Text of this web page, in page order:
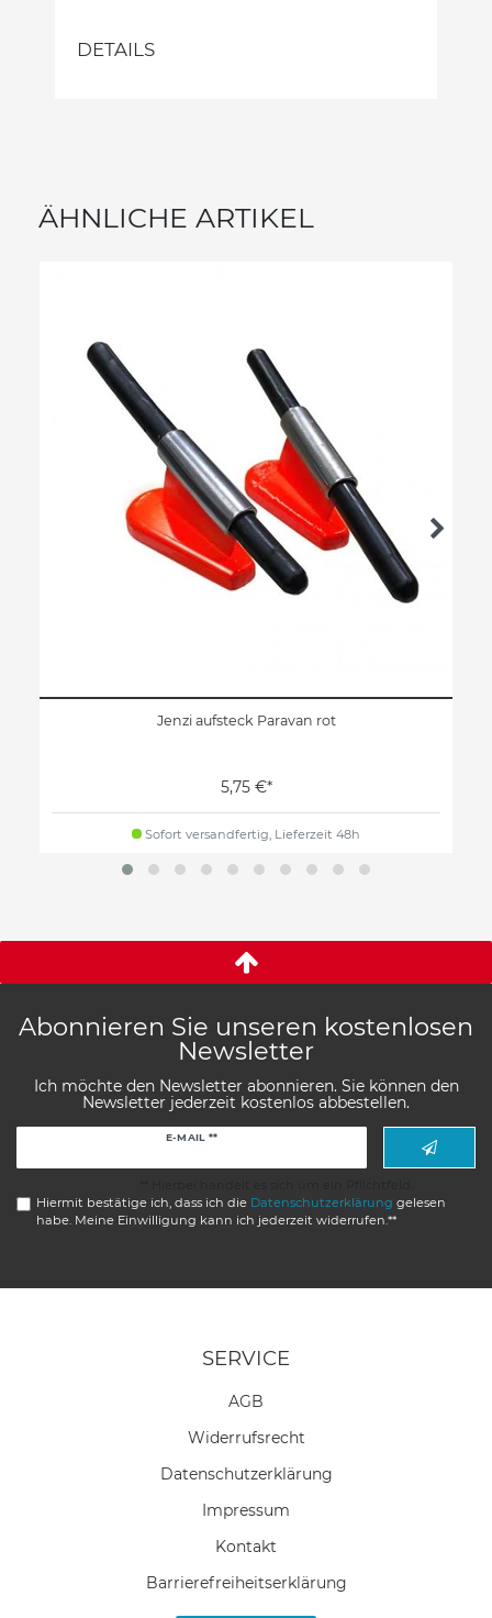
DETAILS
ÄHNLICHE ARTIKEL
Jenzi aufsteck Paravan rot
5,75 €*
Sofort versandfertig, Lieferzeit 48h
Abonnieren Sie unseren kostenlosen
Newsletter
Ich möchte den Newsletter abonnieren. Sie können den
Newsletter jederzeit kostenlos abbestellen.
E-MAIL **
Hiermit bestätige ich, dass ich die Daten­schutz­erklärung gelesen
habe. Meine Einwilligung kann ich jederzeit widerrufen.**
SERVICE
AGB
Widerrufs­recht
Daten­schutz­erklärung
Impressum
Kontakt
Barrierefreiheitserklärung